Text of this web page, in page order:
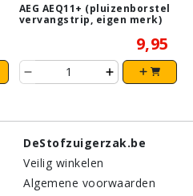
AEG AEQ11+ (pluizenborstel
vervangstrip, eigen merk)
9,95
DeStofzuigerzak.be
Veilig winkelen
Algemene voorwaarden